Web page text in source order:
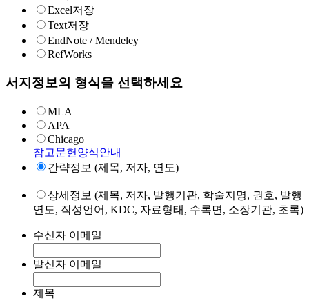
Excel저장
Text저장
EndNote / Mendeley
RefWorks
서지정보의 형식을 선택하세요
MLA
APA
Chicago
참고문헌양식안내
간략정보 (제목, 저자, 연도)
상세정보 (제목, 저자, 발행기관, 학술지명, 권호, 발행
연도, 작성언어, KDC, 자료형태, 수록면, 소장기관, 초록)
수신자 이메일
발신자 이메일
제목